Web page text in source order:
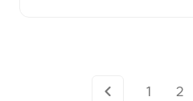
1 2